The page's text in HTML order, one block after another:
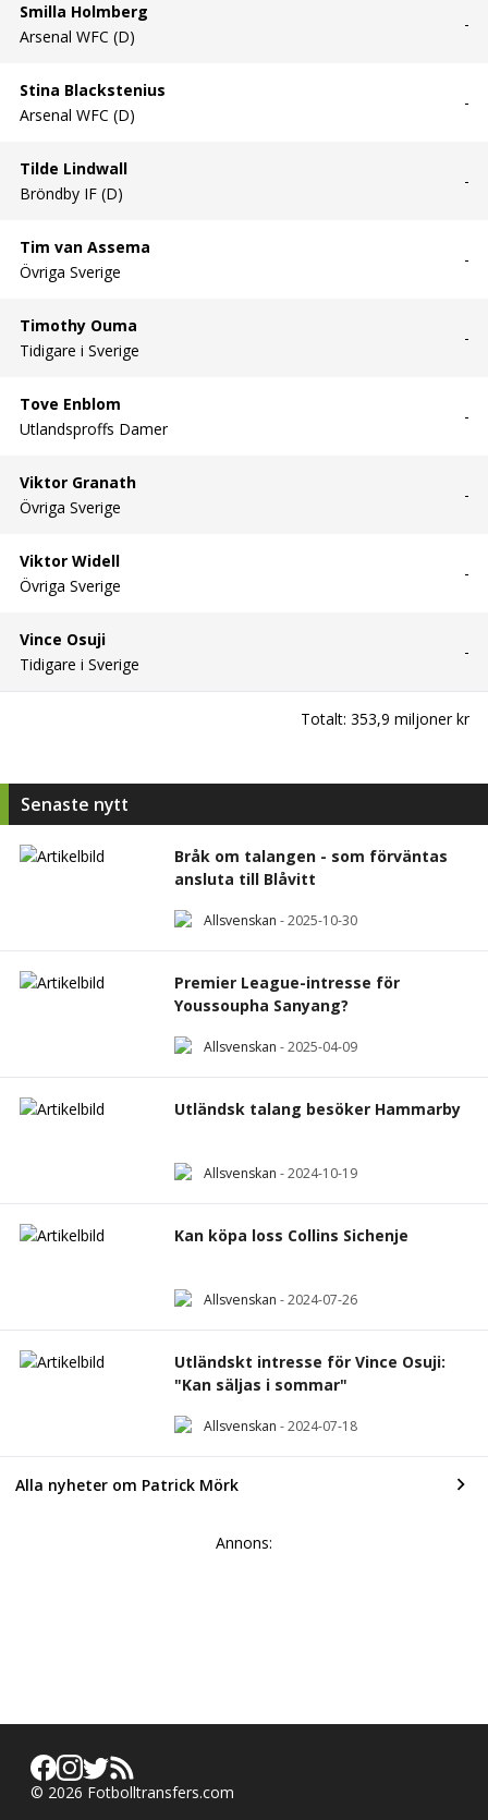
Smilla Holmberg
Arsenal WFC (D)
-
Stina Blackstenius
Arsenal WFC (D)
-
Tilde Lindwall
Bröndby IF (D)
-
Tim van Assema
Övriga Sverige
-
Timothy Ouma
Tidigare i Sverige
-
Tove Enblom
Utlandsproffs Damer
-
Viktor Granath
Övriga Sverige
-
Viktor Widell
Övriga Sverige
-
Vince Osuji
Tidigare i Sverige
-
Totalt: 353,9 miljoner kr
Senaste nytt
Bråk om talangen - som förväntas
ansluta till Blåvitt
Allsvenskan -2025-10-30
Premier League-intresse för
Youssoupha Sanyang?
Allsvenskan -2025-04-09
Utländsk talang besöker Hammarby
Allsvenskan -2024-10-19
Kan köpa loss Collins Sichenje
Allsvenskan -2024-07-26
Utländskt intresse för Vince Osuji:
"Kan säljas i sommar"
Allsvenskan -2024-07-18
Alla nyheter om Patrick Mörk
Annons:
© 2026 Fotbolltransfers.com